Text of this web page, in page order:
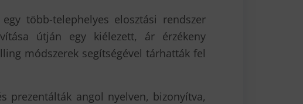
több-telephelyes elosztási rendszer
útján egy kiélezett, ár érzékeny
módszerek segítségével tárhatták fel
prezentálták angol nyelven, bizonyítva,